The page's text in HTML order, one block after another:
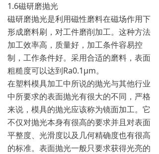
1.6磁研磨抛光
磁研磨抛光是利用磁性磨料在磁场作用下
形成磨料刷，对工件磨削加工。这种方法
加工效率高，质量好，加工条件容易控
制，工作条件好。采用合适的磨料，表面
粗糙度可以达到Ra0.1μm。
在塑料模具加工中所说的抛光与其他行业
中所要求的表面抛光有很大的不同，严格
来说，模具的抛光应该称为镜面加工。它
不仅对抛光本身有很高的要求并且对表面
平整度、光滑度以及几何精确度也有很高
的标准。表面抛光一般只要求获得光亮的